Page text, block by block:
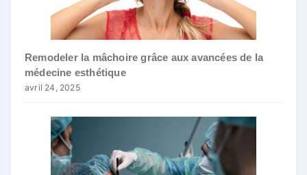
Remodeler la mâchoire grâce aux avancées de la
médecine esthétique
avril 24, 2025